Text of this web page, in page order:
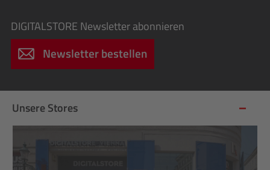
DIGITALSTORE Newsletter abonnieren
Newsletter bestellen
Unsere Stores